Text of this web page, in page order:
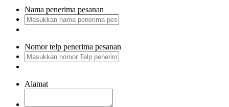
Nama penerima pesanan
Nomor telp penerima pesanan
Alamat